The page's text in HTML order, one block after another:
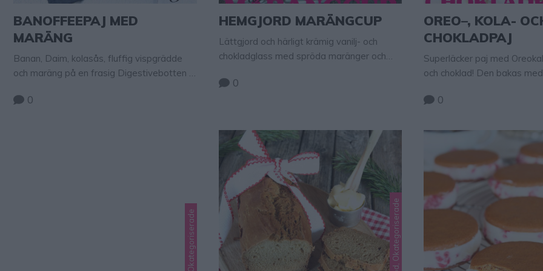
BANOFFEEPAJ MED
MARÄNG
Banan, Daim, kolasås, fluffig vispgrädde
och maräng på en frasig Digestivebotten –
0
HEMGJORD MARÄNGCUP
Lättgjord och härligt krämig vanilj- och
chokladglass med spröda maränger och
dessert!
0
OREO–, KOLA-
CHOKLADPAJ
Superläcker paj med
och choklad! Den bakas
0